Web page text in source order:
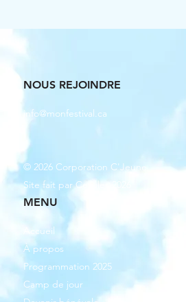
NOUS REJOINDRE
info@monfestival.ca
© 2026 Corporation C'Jeune
Site fait par Cellules 2026
MENU
Accueil
À propos
Programmation 2025
Camp de jour